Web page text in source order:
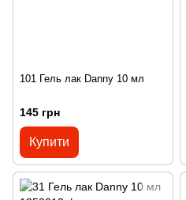
101 Гель лак Danny 10 мл
145 грн
Купити